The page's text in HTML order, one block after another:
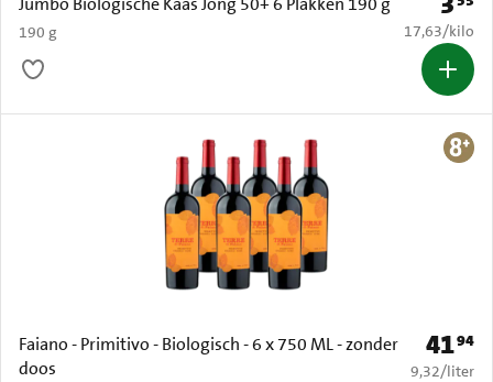
190 g
€ 17,63 per
17,63/kilo
Faiano - Primitivo - Biologisch - 6 x 750 ML - zonder
doos
Prijs: €
4194
€ 9,32 per
9,32/liter